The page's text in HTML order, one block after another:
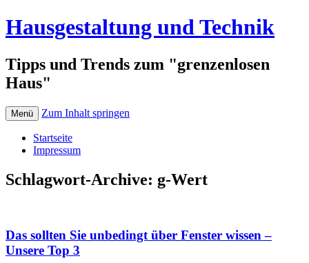
Hausgestaltung und Technik
Tipps und Trends zum "grenzenlosen
Haus"
Menü Zum Inhalt springen
Startseite
Impressum
Schlagwort-Archive: g-Wert
Das sollten Sie unbedingt über Fenster wissen –
Unsere Top 3